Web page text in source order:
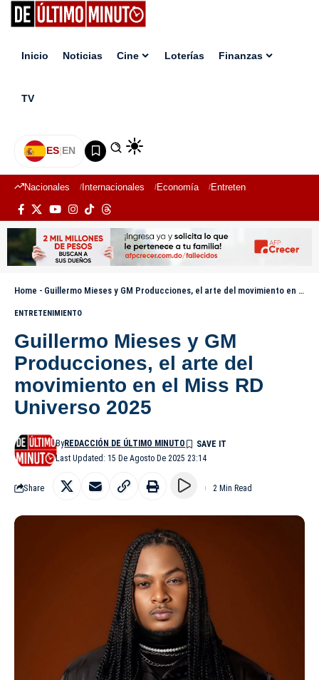
Inicio Noticias Cine Loterías Finanzas
TV
ES|EN
Nacionales Internacionales Economía Entretenimiento
Home - Guillermo Mieses y GM Producciones, el arte del movimiento en el Miss RD Universo 2025
ENTRETENIMIENTO
Guillermo Mieses y GM
Producciones, el arte del
movimiento en el Miss RD
Universo 2025
Last Updated: 15 De Agosto De 2025 23:14
ByREDACCIÓN DE ÚLTIMO MINUTO
Share 2 Min Read